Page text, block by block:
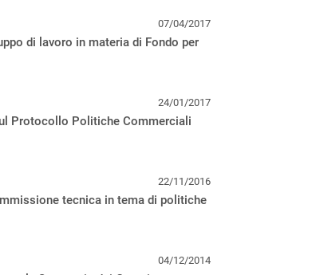
07/04/2017
di lavoro in materia di Fondo per
24/01/2017
Protocollo Politiche Commerciali
22/11/2016
tecnica in tema di politiche
04/12/2014